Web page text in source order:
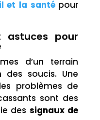
et la santépour
astuces pour
d’un terrain
soucis. Une
problèmes de
sont des
des signaux de